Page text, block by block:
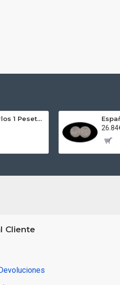
España Juan Carlos 1 Peseta JC 1989 Madrid ND
Cliente